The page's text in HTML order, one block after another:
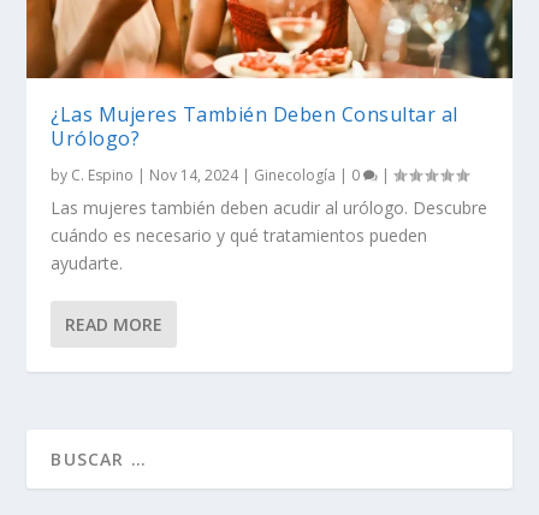
¿Las Mujeres También Deben Consultar al
Urólogo?
by C. Espino | Nov 14, 2024| Ginecología | 0 |
Las mujeres también deben acudir al urólogo. Descubre
cuándo es necesario y qué tratamientos pueden
ayudarte.
READ MORE